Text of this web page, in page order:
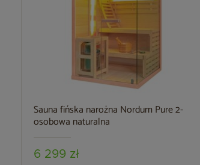
Sauna fińska narożna Nordum Pure 2-
osobowa naturalna
6 299 zł